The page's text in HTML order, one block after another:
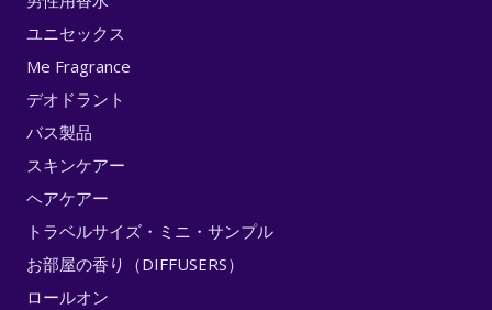
ユニセックス
Me Fragrance
デオドラント
バス製品
スキンケアー
ヘアケアー
トラベルサイズ・ミニ・サンプル
お部屋の香り（DIFFUSERS）
ロールオン